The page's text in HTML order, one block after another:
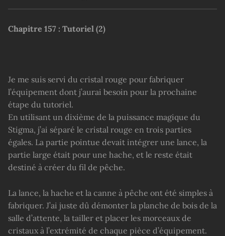
Chapitre 157 : Tutoriel (2)
Je me suis servi du cristal rouge pour fabriquer
l’équipement dont j’aurai besoin pour la prochaine
étape du tutoriel.
En utilisant un dixième de la puissance magique du
Stigma, j’ai séparé le cristal rouge en trois parties
égales. La partie pointue devait intégrer une lance, la
partie large était pour une hache, et le reste était
destiné à créer du fil de pêche.
La lance, la hache et la canne à pêche ont été simples à
fabriquer. J’ai juste dû démonter la planche de bois de la
salle d’attente, la tailler et placer les morceaux de
cristaux à l’extrémité de chaque pièce d’équipement.